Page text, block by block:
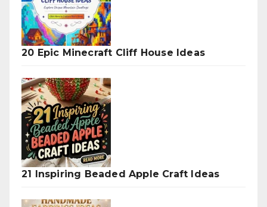
20 Epic Minecraft Cliff House Ideas
21 Inspiring Beaded Apple Craft Ideas